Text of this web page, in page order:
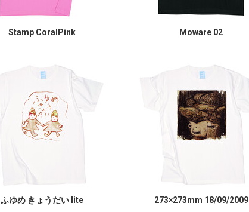
Stamp CoralPink Moware 02
ふゆめ きょうだい lite 273×273mm 18/09/2009